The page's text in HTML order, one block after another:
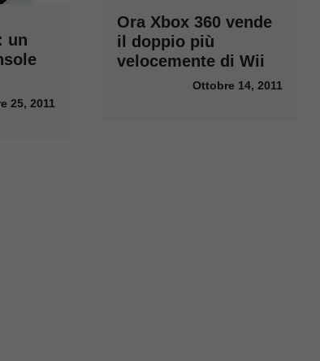
un
25, 2011
Ora Xbox 360 vende
il doppio più
velocemente di Wii
Ottobre 14, 2011